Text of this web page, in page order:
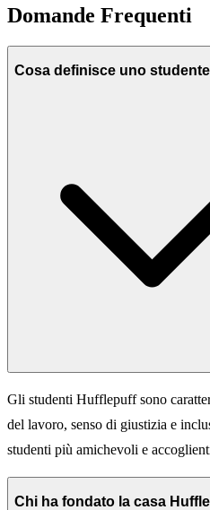
Domande Frequenti
Cosa definisce uno
Gli studenti Hufflepuff sono
del lavoro, senso di giustizia e
studenti più amichevoli e
Chi ha fondato la casa